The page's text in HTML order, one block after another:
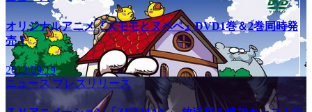
オリジナルアニメ『ズモモとヌペペ』DVD1巻＆2巻同時発
売！
2012/09/19
ニュース プレスリリース